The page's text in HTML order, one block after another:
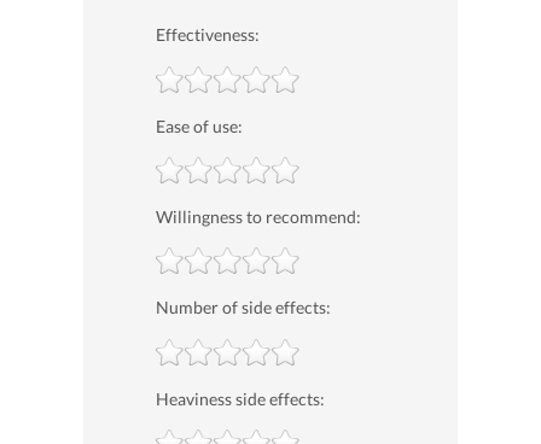
Effectiveness:
Ease of use:
Willingness to recommend:
Number of side effects:
Heaviness side effects: